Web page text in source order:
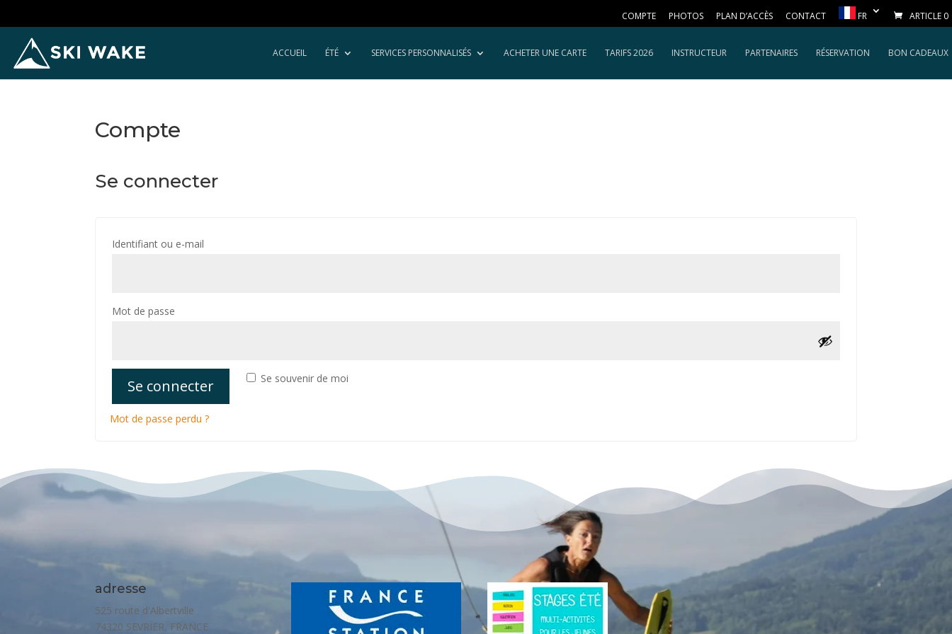
COMPTE PHOTOS PLAN D’ACCÈS CONTACT FR ARTICLE 0
ACCUEIL ÉTÉ SERVICES PERSONNALISÉS ACHETER UNE CARTE TARIFS 2026 INSTRUCTEUR PARTENAIRES RÉSERVATION BON CADEAUX
Compte
Se connecter
Identifiant ou e-mail
Mot de passe
Se souvenir de moi
Se connecter
Mot de passe perdu ?
adresse
525 route d'Albertville
74320 SEVRIER, FRANCE